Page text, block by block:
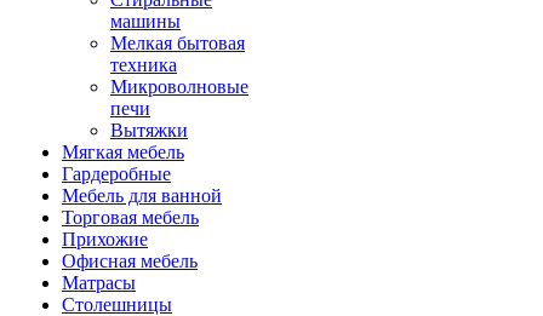
машины
Мелкая бытовая
техника
Микроволновые
печи
Вытяжки
Мягкая мебель
Гардеробные
Мебель для ванной
Торговая мебель
Прихожие
Офисная мебель
Матрасы
Столешницы